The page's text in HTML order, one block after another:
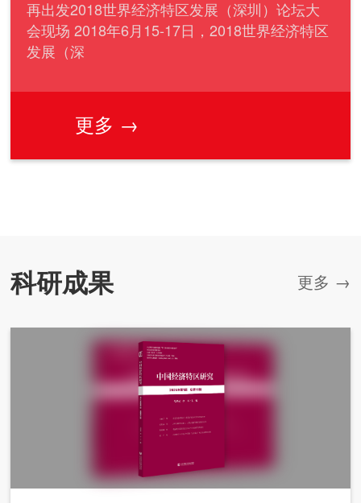
再出发2018世界经济特区发展（深圳）论坛大
会现场 2018年6月15-17日，2018世界经济特区
发展（深
更多 →
科研成果 更多 →